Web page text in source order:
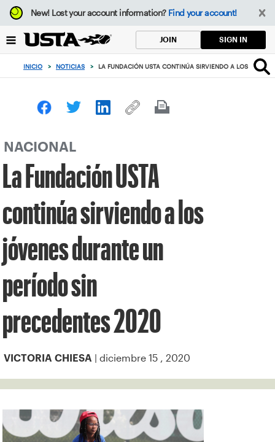
Enfoque
desde
botón
volver
principio
New!Lost your account information? Find your account!
JOIN SIGN IN
INICIO > NOTICIAS > LA FUNDACIÓN USTA CONTINÚA SIRVIENDO A LOS
NACIONAL
La Fundación USTA
continúa sirviendo a los
jóvenes durante un
período sin
precedentes 2020
VICTORIA CHIESA | diciembre 15 , 2020